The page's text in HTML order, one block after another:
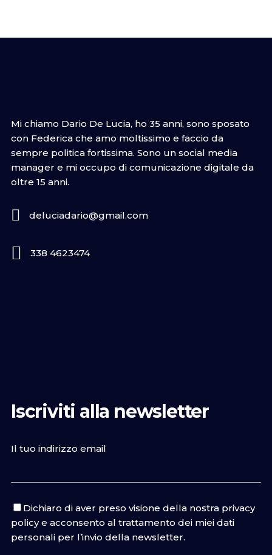
Mi chiamo Dario De Lucia, ho 35 anni, sono sposato
con Federica che amo moltissimo e faccio da
sempre politica fortissima. Sono un social media
manager e mi occupo di comunicazione digitale da
oltre 15 anni.
deluciadario@gmail.com
338 4623474
Iscriviti alla newsletter
Il tuo indirizzo email
Dichiaro di aver preso visione della nostra privacy
policye acconsento al trattamento dei miei dati
personali per l’invio della newsletter.